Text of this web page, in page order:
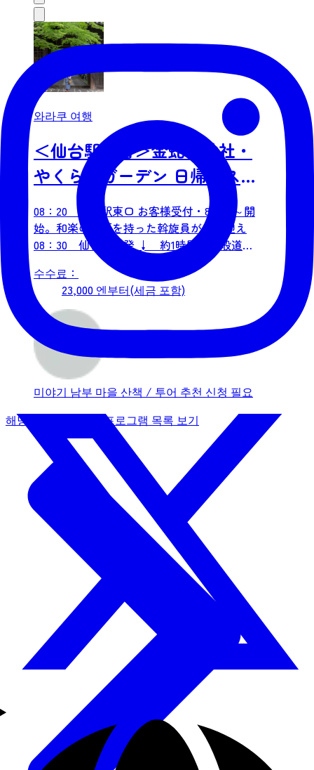
와라쿠 여행
＜仙台駅発着＞金蛇水神社・
やくらいガーデン 日帰りスピ
リチュアルツアー
08：20 仙台駅東口 お客様受付・8：20～開
始。和楽の看板を持った斡旋員がお出迎え
08：30 仙台駅出発 ↓ 約1時間・一般道利
用 09：30 金蛇水神社 ＜所用時間 1時間30
分＞ ※境内参拝 ～銭洗い体験～ ※体験料
は含まれています。 その後、自由散策。御朱
印・お守り・カフェ等ご自由にお過ごしくだ
さい。 本ツアー限定！カフェ・ショップで使
える１０％OFFクーポンプレ...
수수료：
23,000 엔부터(세금 포함)
미야기 남부 마을 산책 / 투어 추천 신청 필요
해당 사업자의 체험 프로그램 목록 보기